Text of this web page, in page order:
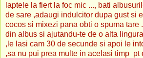
laptele la fiert la foc mic ..., bati
de sare ,adaugi indulcitor dupa gust si
cocos si mixezi pana obti o spuma tare
din albus si ajutandu-te de o alta
,le lasi cam 30 de secunde si apoi le
,sa nu pui prea multe in acelasi timp pt